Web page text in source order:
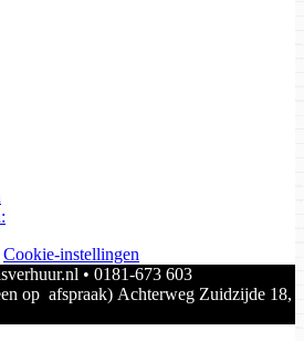
Cookie-instellingen
• 0181-673 603
op afspraak) Achterweg Zuidzijde 18,